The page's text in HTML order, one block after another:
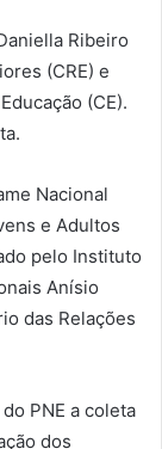
Ribeiro
(CRE) e
(CE).
Nacional
e Adultos
pelo Instituto
Anísio
das Relações
PNE a coleta
dos